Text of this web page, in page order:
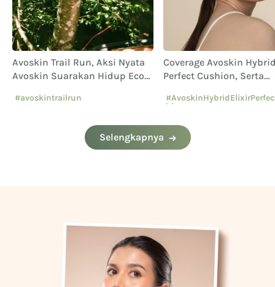
Avoskin Trail Run, Aksi Nyata
Avoskin Suarakan Hidup Eco
#avoskintrailrun
Coverage Avoskin
Perfect Cushion, Serta
hion
#AvoskinYourSkinBae
#CushionAvoskin
Selengkapnya